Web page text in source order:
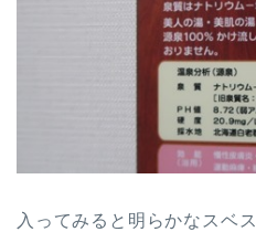
入ってみると明らかなスベ